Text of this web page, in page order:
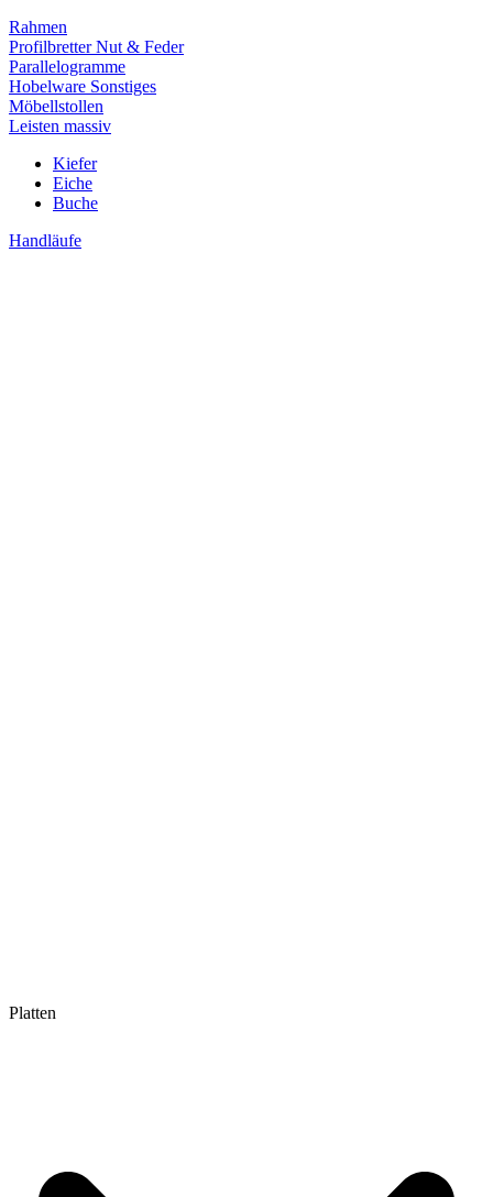
Rahmen
Profilbretter Nut & Feder
Parallelogramme
Hobelware Sonstiges
Möbellstollen
Leisten massiv
Kiefer
Eiche
Buche
Handläufe
Platten